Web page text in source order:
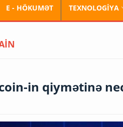
E - HÖKUMƏT TEXNOLOGİYA
in qiymətinə